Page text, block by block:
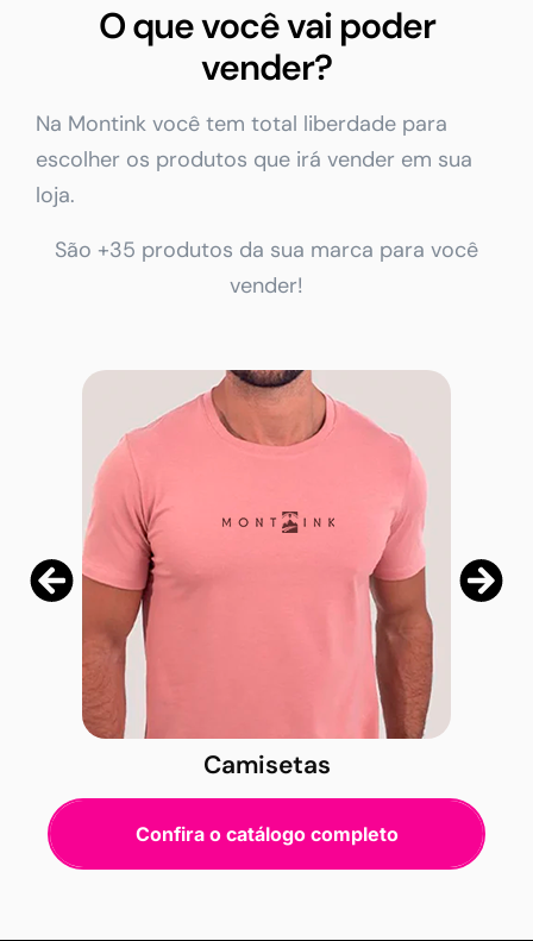
O que você vai poder
vender?
Na Montink você tem total liberdade para
escolher os produtos que irá vender em sua
loja.
São +35 produtos da sua marca para você
vender!
Camisetas
Confira o catálogo completo